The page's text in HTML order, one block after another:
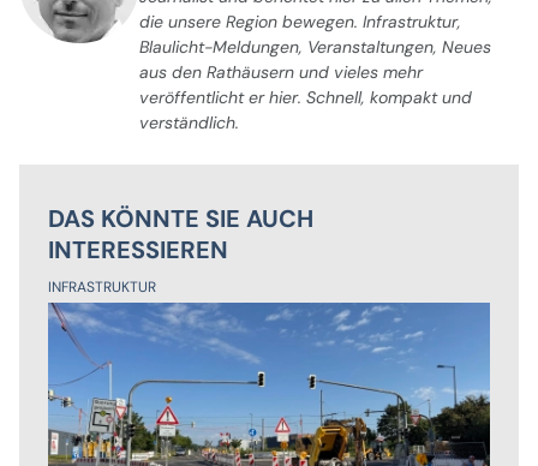
die unsere Region bewegen. Infrastruktur,
Blaulicht-Meldungen, Veranstaltungen, Neues
aus den Rathäusern und vieles mehr
veröffentlicht er hier. Schnell, kompakt und
verständlich.
DAS KÖNNTE SIE AUCH
INTERESSIEREN
INFRASTRUKTUR